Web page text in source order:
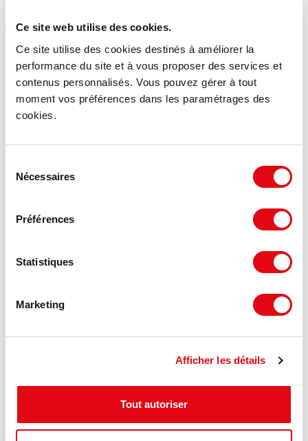
Ce site web utilise des cookies.
Ce site utilise des cookies destinés à améliorer la
performance du site et à vous proposer des services et
contenus personnalisés. Vous pouvez gérer à tout
moment vos préférences dans les paramétrages des
cookies.
Nécessaires
Préférences
Statistiques
Marketing
Afficher les détails
Tout autoriser
Consommation énergétique :
Diagnostic en cours de réalisation
Diagnostic en cours de réalisation